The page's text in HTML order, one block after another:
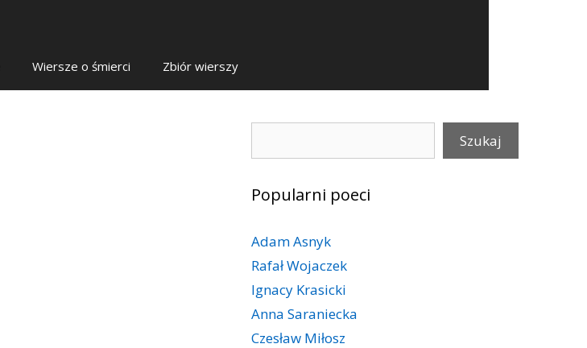
Wiersze o śmierci Zbiór wierszy
Szukaj
Popularni poeci
Adam Asnyk
Rafał Wojaczek
Ignacy Krasicki
Anna Saraniecka
Czesław Miłosz